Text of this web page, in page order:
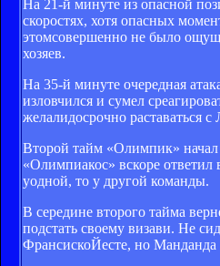
На 21-й минуте из опасной
скоростях, хотя опасных
этомсовершенно не было
хозяев.
На 35-й минуте очередная
изловчился и сумел
желалидосрочно раставаться
Второй тайм «Олимпик» начал
«Олимпиакос» вскоре
уодной, то у другой команды.
В середине второго тайма
подстать своему визави. Не
ФрансискоЙесте, но